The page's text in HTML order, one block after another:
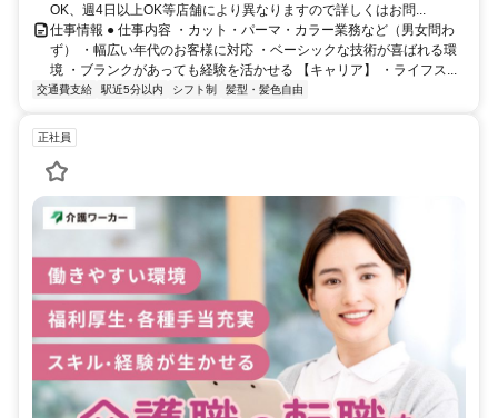
OK、週4日以上OK等店舗により異なりますので詳しくはお問...
仕事情報 ● 仕事内容 ・カット・パーマ・カラー業務など（男女問わ
ず） ・幅広い年代のお客様に対応 ・ベーシックな技術が喜ばれる環
境 ・ブランクがあっても経験を活かせる 【キャリア】 ・ライフス...
交通費支給 駅近5分以内 シフト制 髪型・髪色自由
正社員